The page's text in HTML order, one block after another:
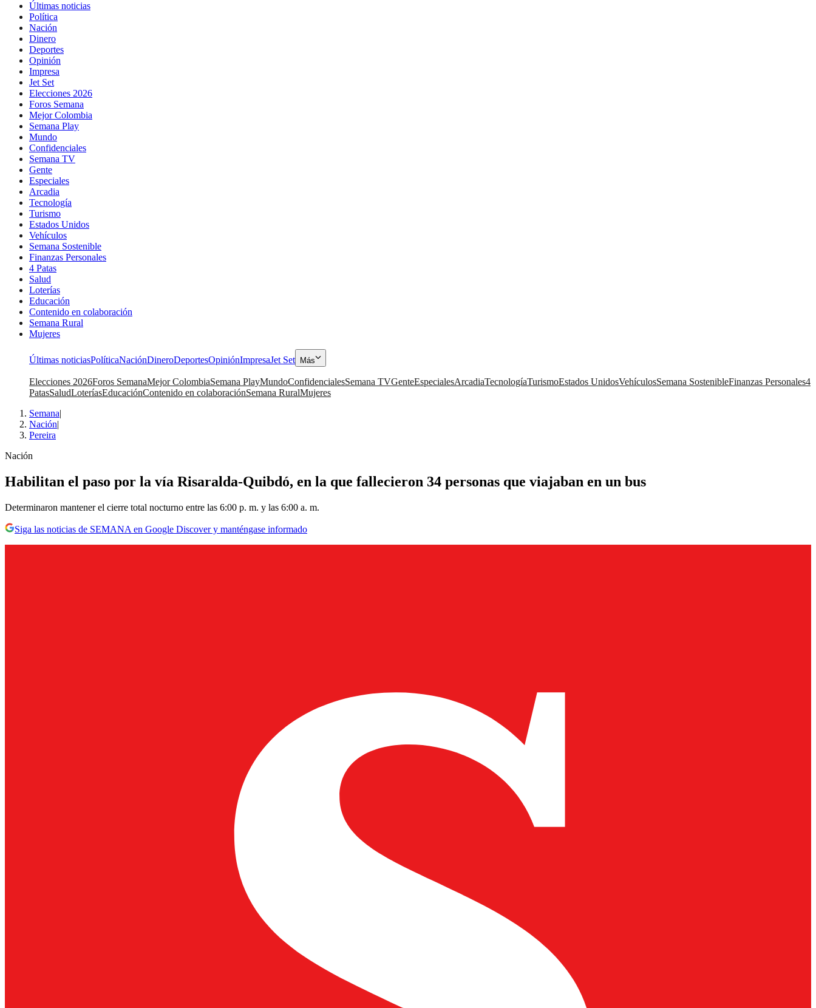
Últimas noticias
Política
Nación
Dinero
Deportes
Opinión
Impresa
Jet Set
Elecciones 2026
Foros Semana
Mejor Colombia
Semana Play
Mundo
Confidenciales
Semana TV
Gente
Especiales
Arcadia
Tecnología
Turismo
Estados Unidos
Vehículos
Semana Sostenible
Finanzas Personales
4 Patas
Salud
Loterías
Educación
Contenido en colaboración
Semana Rural
Mujeres
Últimas noticiasPolíticaNaciónDineroDeportesOpiniónImpresaJet Set Más
Elecciones 2026Foros SemanaMejor ColombiaSemana PlayMundoConfidencialesSemana TVGenteEspecialesArcadiaTecnologíaTurismoEstados UnidosVehículosSemana SostenibleFinanzas Personales4
PatasSaludLoteríasEducaciónContenido en colaboraciónSemana RuralMujeres
Semana|
Nación|
Pereira
Nación
Habilitan el paso por la vía Risaralda-Quibdó, en la que fallecieron 34 personas que viajaban en un bus
Determinaron mantener el cierre total nocturno entre las 6:00 p. m. y las 6:00 a. m.
Siga las noticias de SEMANA en Google Discover y manténgase informado